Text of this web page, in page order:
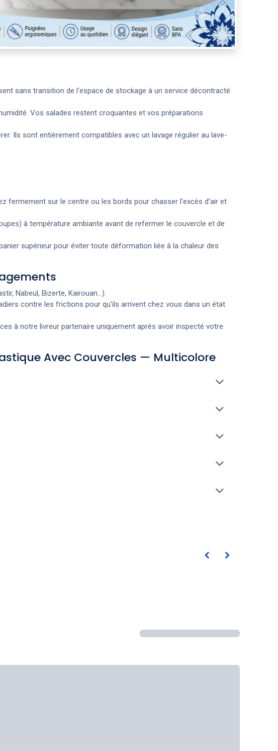
sans transition de l'espace de stockage à un service décontracté
Vos salades restent croquantes et vos préparations
Ils sont entièrement compatibles avec un lavage régulier au lave-
fermement sur le centre ou les bords pour chasser l'excès d'air et
à température ambiante avant de refermer le couvercle et de
supérieur pour éviter toute déformation liée à la chaleur des
Nabeul, Bizerte, Kairouan...).
contre les frictions pour qu'ils arrivent chez vous dans un état
à notre livreur partenaire uniquement après avoir inspecté votre
Avec Couvercles — Multicolore